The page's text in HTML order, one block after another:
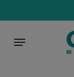
content
Menu